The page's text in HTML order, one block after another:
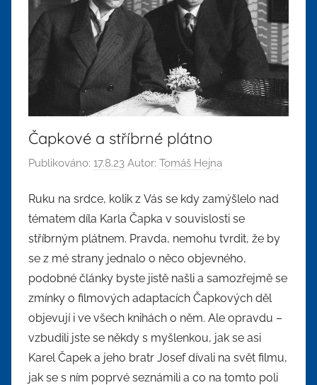
Čapkové a stříbrné plátno
Publikováno: 17.8.23 Autor: Tomáš Hejna
Ruku na srdce, kolik z Vás se kdy zamýšlelo nad
tématem díla Karla Čapka v souvislosti se
stříbrným plátnem. Pravda, nemohu tvrdit, že by
se z mé strany jednalo o něco objevného,
podobné články byste jistě našli a samozřejmě se
zmínky o filmových adaptacích Čapkových děl
objevují i ve všech knihách o něm. Ale opravdu –
vzbudili jste se někdy s myšlenkou, jak se asi
Karel Čapek a jeho bratr Josef dívali na svět filmu,
jak se s ním poprvé seznámili a co na tomto poli